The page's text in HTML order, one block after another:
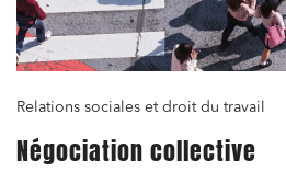
Relations sociales et droit du travail
Négociation collective